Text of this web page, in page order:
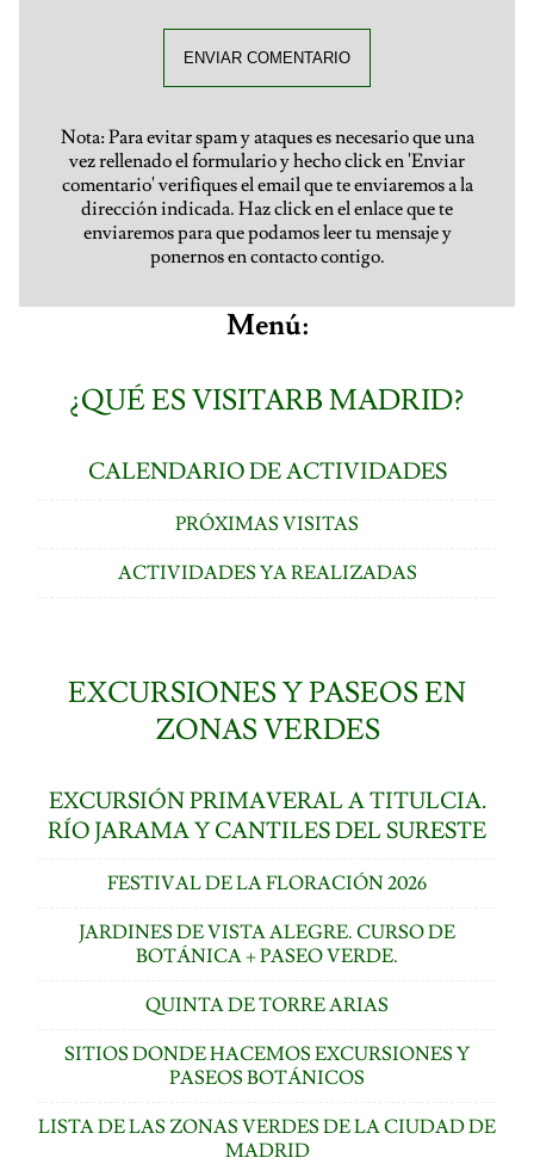
ENVIAR COMENTARIO
Nota: Para evitar spam y ataques es necesario que una
vez rellenado el formulario y hecho click en 'Enviar
comentario' verifiques el email que te enviaremos a la
dirección indicada. Haz click en el enlace que te
enviaremos para que podamos leer tu mensaje y
ponernos en contacto contigo.
Menú:
¿QUÉ ES VISITARB MADRID?
CALENDARIO DE ACTIVIDADES
PRÓXIMAS VISITAS
ACTIVIDADES YA REALIZADAS
EXCURSIONES Y PASEOS EN
ZONAS VERDES
EXCURSIÓN PRIMAVERAL A TITULCIA.
RÍO JARAMA Y CANTILES DEL SURESTE
FESTIVAL DE LA FLORACIÓN 2026
JARDINES DE VISTA ALEGRE. CURSO DE
BOTÁNICA + PASEO VERDE.
QUINTA DE TORRE ARIAS
SITIOS DONDE HACEMOS EXCURSIONES Y
PASEOS BOTÁNICOS
LISTA DE LAS ZONAS VERDES DE LA CIUDAD DE
MADRID